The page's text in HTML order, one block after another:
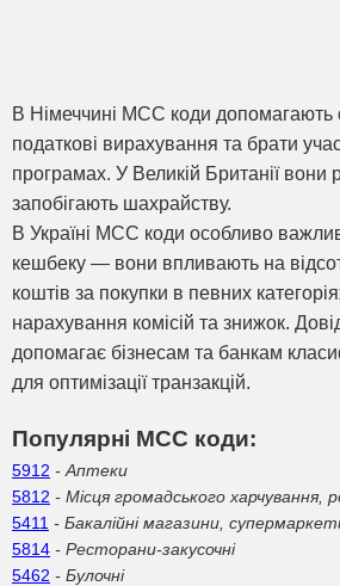
В Німеччині MCC коди допомагають
податкові вирахування та брати
програмах. У Великій Британії
запобігають шахрайству.
В Україні MCC коди особливо
кешбеку — вони впливають на
коштів за покупки в певних
нарахування комісій та знижок.
допомагає бізнесам та банкам
для оптимізації транзакцій.
Популярні МСС коди:
5912 - Аптеки
5812 - Місця громадського харчування,
5411 - Бакалійні магазини,
5814 - Ресторани-закусочні
5462 - Булочні